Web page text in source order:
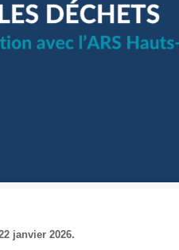
janvier 2026.